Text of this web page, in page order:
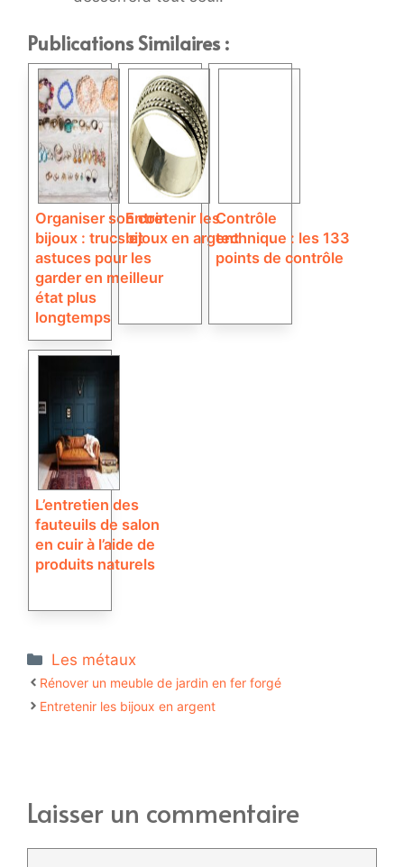
Publications Similaires :
Organiser son coin
bijoux : trucs et
astuces pour les
garder en meilleur
état plus
longtemps
Entretenir les
bijoux en argent
Contrôle
technique : les 133
points de contrôle
L’entretien des
fauteuils de salon
en cuir à l’aide de
produits naturels
Catégories
Les métaux
Rénover un meuble de jardin en fer forgé
Entretenir les bijoux en argent
Laisser un commentaire